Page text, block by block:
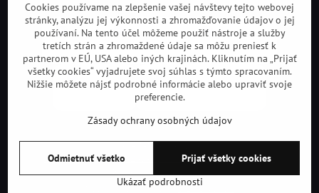
©2026Copyright
Predvoľby súkromia
Zásady ochrany osobných údajov
Podmienky používania
Vytvorené pomocou:BiznisWeb.sk
Cookies používame na zlepšenie vašej návštevy tejto webovej
stránky, analýzu jej výkonnosti a zhromažďovanie údajov o jej
používaní. Na tento účel môžeme použiť nástroje a služby
tretích strán a zhromaždené údaje sa môžu preniesť k
partnerom v EÚ, USA alebo iných krajinách. Kliknutím na „Prijať
všetky cookies“ vyjadrujete svoj súhlas s týmto spracovaním.
Nižšie môžete nájsť podrobné informácie alebo upraviť svoje
preferencie.
Zásady ochrany osobných údajov
Ukázať podrobnosti
Prijať všetky cookies
Odmietnuť všetko